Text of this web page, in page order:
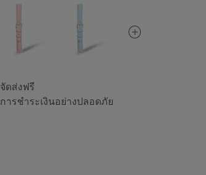
จัดส่งฟรี
การชำระเงินอย่างปลอดภัย